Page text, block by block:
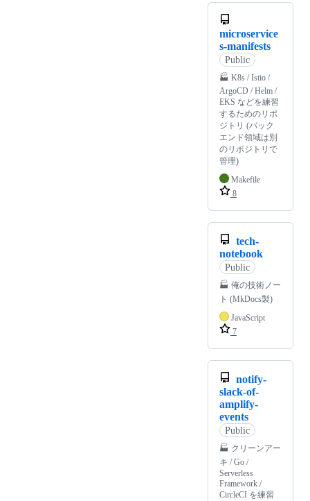
microservice
s-manifests
Public
🏭 K8s / Istio /
ArgoCD / Helm /
EKS などを練習
するためのリポ
ジトリ (バック
エンド領域は別
のリポジトリで
管理)
Makefile
8
tech-
notebook
Public
🏭 俺の技術ノー
ト (MkDocs製)
JavaScript
7
notify-
slack-of-
amplify-
events
Public
🏭 クリーンアー
キ / Go /
Serverless
Framework /
CircleCI を練習